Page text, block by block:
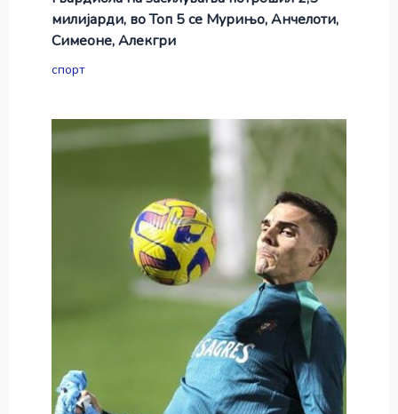
милијарди, во Топ 5 се Мурињо, Анчелоти,
Симеоне, Алекгри
спорт